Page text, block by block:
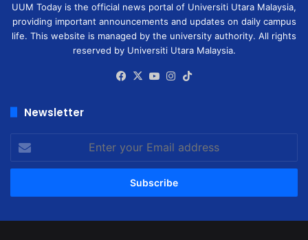
UUM Today is the official news portal of Universiti Utara Malaysia,
providing important announcements and updates on daily campus
life. This website is managed by the university authority. All rights
reserved by Universiti Utara Malaysia.
Facebook
X YouTubeInstagram
Newsletter
your
Email